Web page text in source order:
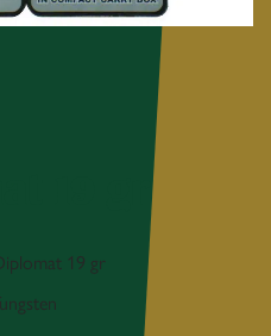
19 gr